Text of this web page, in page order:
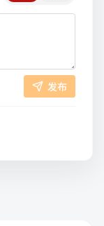
发布